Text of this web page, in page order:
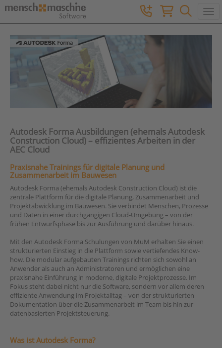
Autodesk Forma Ausbildungen (ehemals Autodesk
Construction Cloud) – effizientes Arbeiten in der
AEC Cloud
Praxisnahe Trainings für digitale Planung und
Zusammenarbeit im Bauwesen
Autodesk Forma (ehemals Autodesk Construction Cloud) ist die
zentrale Plattform für die digitale Planung, Zusammenarbeit und
Projektabwicklung im Bauwesen. Sie verbindet Menschen, Prozesse
und Daten in einer durchgängigen Cloud-Umgebung – von der
frühen Entwurfsphase bis zur Ausführung und darüber hinaus.
Mit den Autodesk Forma Schulungen von MuM erhalten Sie einen
strukturierten Einstieg in die Plattform sowie vertiefendes Know-
how. Die modular aufgebauten Trainings richten sich sowohl an
Anwender als auch an Administratoren und ermöglichen eine
praxisnahe Einführung in moderne, digitale Projektprozesse. Im
Fokus steht dabei nicht nur die Software, sondern vor allem deren
effiziente Anwendung im Projektalltag – von der strukturierten
Dokumentation über die Zusammenarbeit im Team bis hin zur
datenbasierten Projektsteuerung.
Was ist Autodesk Forma?